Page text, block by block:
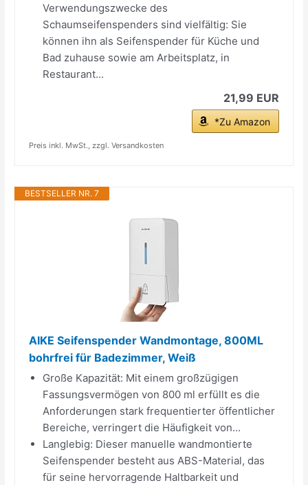
Verwendungszwecke des
Schaumseifenspenders sind vielfältig: Sie
können ihn als Seifenspender für Küche und
Bad zuhause sowie am Arbeitsplatz, in
Restaurant...
21,99 EUR
*Zu Amazon
Preis inkl. MwSt., zzgl. Versandkosten
BESTSELLER NR. 7
AIKE Seifenspender Wandmontage, 800ML
bohrfrei für Badezimmer, Weiß
Große Kapazität: Mit einem großzügigen
Fassungsvermögen von 800 ml erfüllt es die
Anforderungen stark frequentierter öffentlicher
Bereiche, verringert die Häufigkeit von...
Langlebig: Dieser manuelle wandmontierte
Seifenspender besteht aus ABS-Material, das
für seine hervorragende Haltbarkeit und